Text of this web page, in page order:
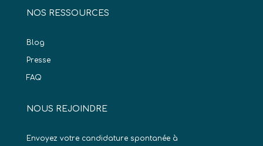
NOS RESSOURCES
Blog
Presse
FAQ
NOUS REJOINDRE
Envoyez votre candidature spontanée à